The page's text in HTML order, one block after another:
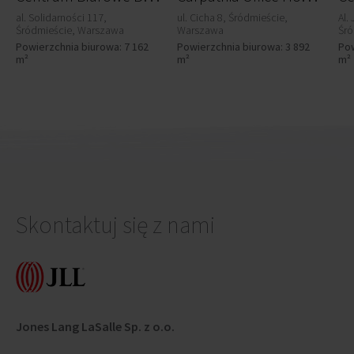
al. Solidarności 117,
Śródmieście, Warszawa
Powierzchnia biurowa: 7 162
m²
ul. Cicha 8, Śródmieście,
Warszawa
Powierzchnia biurowa: 3 892
m²
Al.
m²
Skontaktuj się z nami
Jones Lang LaSalle Sp. z o.o.